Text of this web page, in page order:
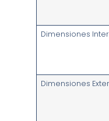
Dimensiones
Dimensiones